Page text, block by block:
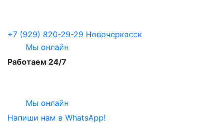
+7 (929) 820-29-29 Новочеркасск
Мы онлайн
Работаем 24/7
Мы онлайн
Напиши нам в WhatsApp!